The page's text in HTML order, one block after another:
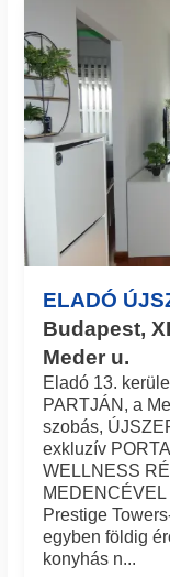
ELADÓ
Budapest,
Meder u.
Eladó 13.
PARTJÁN, a
szobás,
exkluzív
WELLNESS
Prestige
egyben földig
konyhás n...